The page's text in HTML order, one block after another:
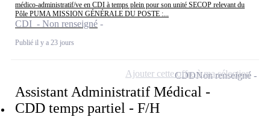
médico-administratif/ve en CDI à temps plein pour son unité SECOP relevant du
Pôle PUMA MISSION GÉNÉRALE DU POSTE :...
CDI - Non renseigné
Publié il y a 23 jours
Assistant Administratif Médical -
CDD temps partiel - F/H
CDDNon renseigné
Ajouter cette offre à ma sélection